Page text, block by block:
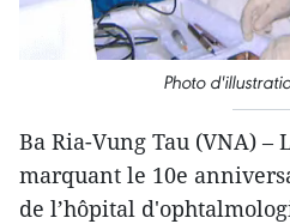
​Photo
Ba Ria-Vung Tau (VNA) –
marquant le 10e
de l’hôpital